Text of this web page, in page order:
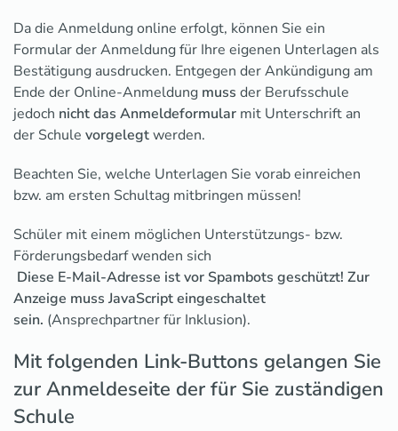
Da die Anmeldung online erfolgt, können Sie ein
Formular der Anmeldung für Ihre eigenen Unterlagen als
Bestätigung ausdrucken. Entgegen der Ankündigung am
Ende der Online-Anmeldung muss der Berufsschule
jedoch nicht das Anmeldeformular mit Unterschrift an
der Schule vorgelegtwerden.
Beachten Sie, welche Unterlagen Sie vorab einreichen
bzw. am ersten Schultag mitbringen müssen!
Schüler mit einem möglichen Unterstützungs- bzw.
Förderungsbedarf wenden sich
Diese E-Mail-Adresse ist vor Spambots geschützt! Zur
Anzeige muss JavaScript eingeschaltet
sein. (Ansprechpartner für Inklusion).
Mit folgenden Link-Buttons gelangen Sie
zur Anmeldeseite der für Sie zuständigen
Schule